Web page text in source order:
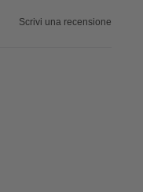
Scrivi una recensione